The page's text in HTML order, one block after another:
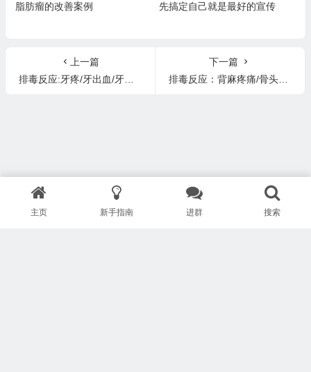
脂肪瘤的改善案例 先搞定自己就是最好的宣传
上一篇
排毒反应:牙疼/牙出血/牙龈脓肿/牙龈炎/牙酸/牙龈痛/牙齿脏/烂嘴角
下一篇
排毒反应：背麻疼痛/骨头疼/脚趾骨疼/脊柱爆痘/手指骨酸痛/手指肿胀疼/脸脱皮/指甲黑点 屁股椎痛 神经炎痛
主页 新手指南 进群 搜索